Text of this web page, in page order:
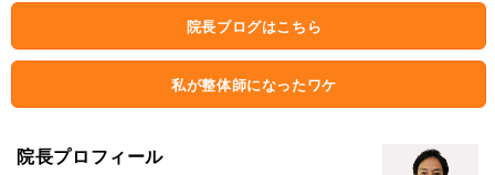
院長ブログはこちら
私が整体師になったワケ
院長プロフィール